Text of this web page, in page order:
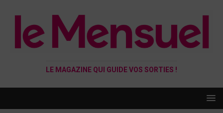
LE MAGAZINE QUI GUIDE VOS SORTIES !